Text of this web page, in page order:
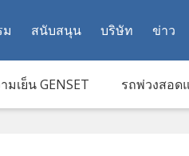
สนับสนุน บริษัท ข่าว
มเย็น GENSET รถพ่วงสอด